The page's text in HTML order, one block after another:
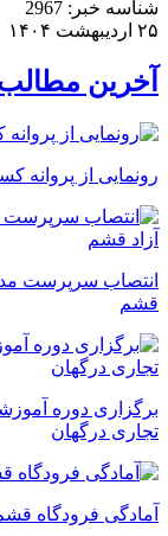
شناسه خبر:
۲۵ اردیبهشت ۱۴۰۴
آخرین
رونمایی از پروانه
انتصاب سرپرست
قشم
برگزاری دوره
تجاری درگهان
آمادگی فرودگاه